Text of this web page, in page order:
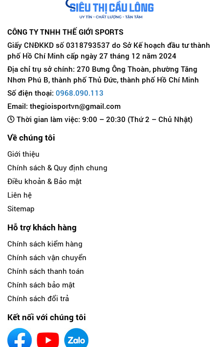
CÔNG TY TNHH THẾ GIỚI SPORTS
Giấy CNĐKKD số 0318793537 do Sở Kế hoạch đầu tư thành
phố Hồ Chí Minh cấp ngày 27 tháng 12 năm 2024
Địa chỉ trụ sở chính: 270 Bưng Ông Thoàn, phường Tăng
Nhơn Phú B, thành phố Thủ Đức, thành phố Hồ Chí Minh
Số điện thoại: 0968.090.113
Email: thegioisportvn@gmail.com
Thời gian làm việc: 9:00 – 20:30 (Thứ 2 – Chủ Nhật)
Về chúng tôi
Giới thiệu
Chính sách & Quy định chung
Điều khoản & Bảo mật
Liên hệ
Sitemap
Hỗ trợ khách hàng
Chính sách kiểm hàng
Chính sách vận chuyển
Chính sách thanh toán
Chính sách bảo mật
Chính sách đổi trả
Kết nối với chúng tôi